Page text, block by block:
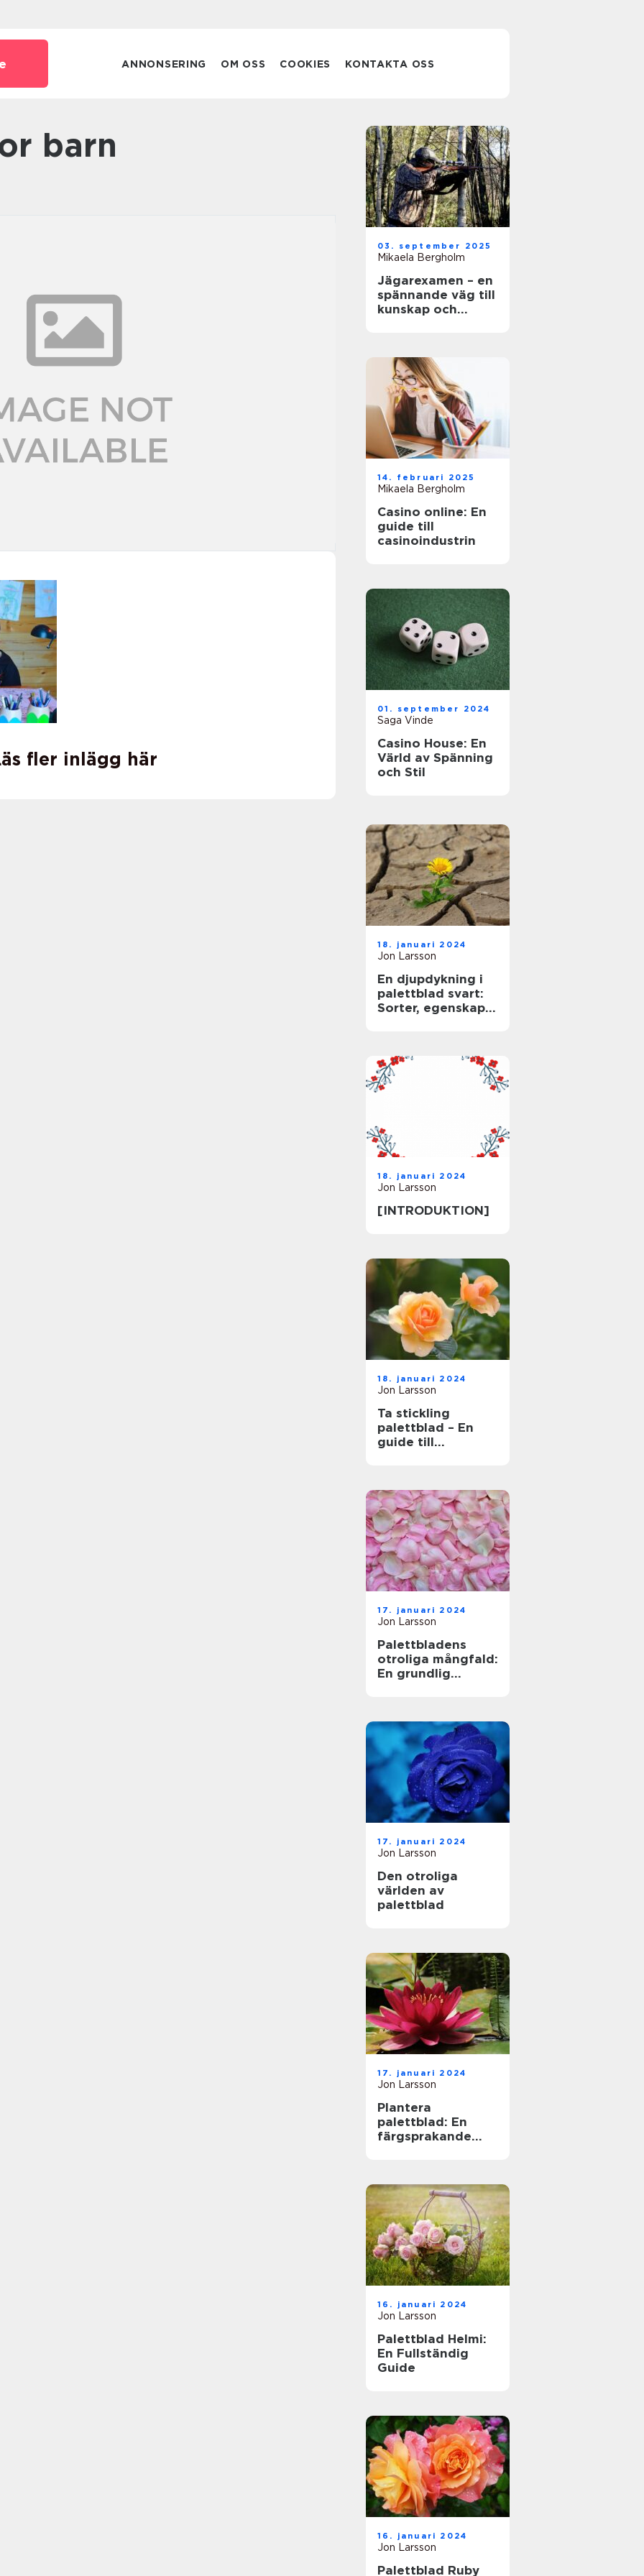
ANNONSERING OM OSS COOKIES KONTAKTA OSS
barn
fler inlägg här
03. september 2025
Mikaela Bergholm
Jägarexamen – en
spännande väg till
kunskap och
14. februari 2025
Mikaela Bergholm
Casino online: En
guide till
casinoindustrin
01. september 2024
Saga Vinde
Casino House: En
Värld av Spänning
och Stil
18. januari 2024
Jon Larsson
En djupdykning i
palettblad svart:
Sorter, egenskaper
18. januari 2024
Jon Larsson
[INTRODUKTION]
18. januari 2024
Jon Larsson
Ta stickling
palettblad – En
guide till
17. januari 2024
Jon Larsson
Palettbladens
otroliga mångfald:
En grundlig
17. januari 2024
Jon Larsson
Den otroliga
världen av
palettblad
17. januari 2024
Jon Larsson
Plantera
palettblad: En
färgsprakande
16. januari 2024
Jon Larsson
Palettblad Helmi:
En Fullständig
Guide
16. januari 2024
Jon Larsson
Palettblad Ruby